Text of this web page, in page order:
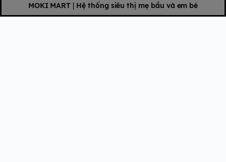
MOKI MART | Hệ thống siêu thị mẹ bầu và em bé